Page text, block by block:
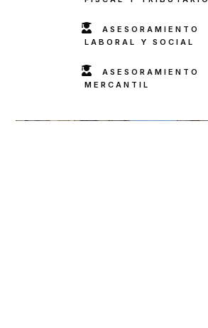
ASESORAMIENTO
LABORAL Y SOCIAL
ASESORAMIENTO
MERCANTIL